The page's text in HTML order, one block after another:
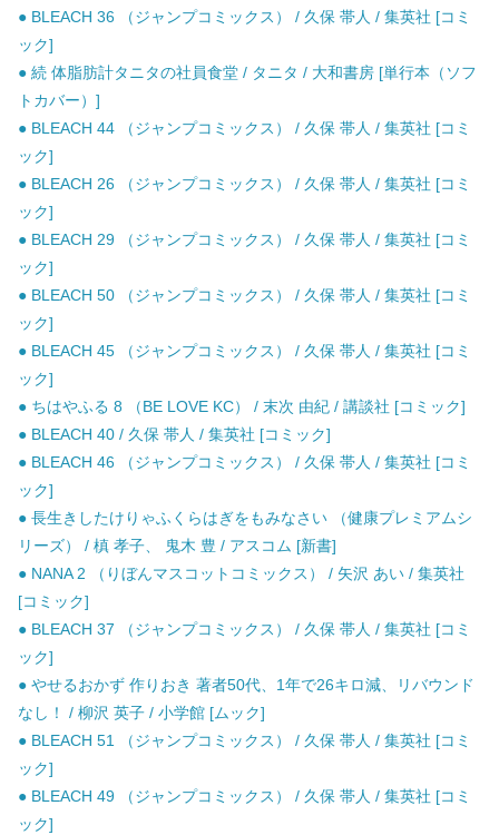
● BLEACH 36 （ジャンプコミックス） / 久保 帯人 / 集英社 [コミ
ック]
● 続 体脂肪計タニタの社員食堂 / タニタ / 大和書房 [単行本（ソフ
トカバー）]
● BLEACH 44 （ジャンプコミックス） / 久保 帯人 / 集英社 [コミ
ック]
● BLEACH 26 （ジャンプコミックス） / 久保 帯人 / 集英社 [コミ
ック]
● BLEACH 29 （ジャンプコミックス） / 久保 帯人 / 集英社 [コミ
ック]
● BLEACH 50 （ジャンプコミックス） / 久保 帯人 / 集英社 [コミ
ック]
● BLEACH 45 （ジャンプコミックス） / 久保 帯人 / 集英社 [コミ
ック]
● ちはやふる 8 （BE LOVE KC） / 末次 由紀 / 講談社 [コミック]
● BLEACH 40 / 久保 帯人 / 集英社 [コミック]
● BLEACH 46 （ジャンプコミックス） / 久保 帯人 / 集英社 [コミ
ック]
● 長生きしたけりゃふくらはぎをもみなさい （健康プレミアムシ
リーズ） / 槙 孝子、 鬼木 豊 / アスコム [新書]
● NANA 2 （りぼんマスコットコミックス） / 矢沢 あい / 集英社
[コミック]
● BLEACH 37 （ジャンプコミックス） / 久保 帯人 / 集英社 [コミ
ック]
● やせるおかず 作りおき 著者50代、1年で26キロ減、リバウンド
なし！ / 柳沢 英子 / 小学館 [ムック]
● BLEACH 51 （ジャンプコミックス） / 久保 帯人 / 集英社 [コミ
ック]
● BLEACH 49 （ジャンプコミックス） / 久保 帯人 / 集英社 [コミ
ック]